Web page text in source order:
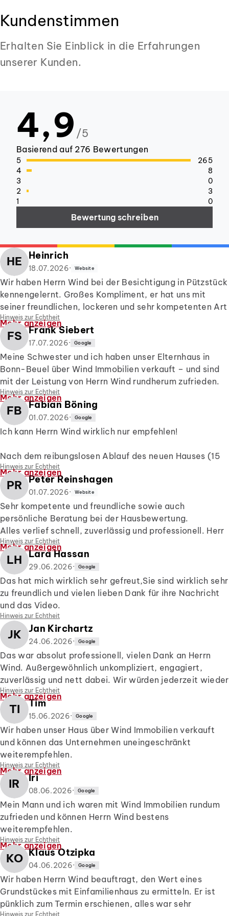
Kundenstimmen
Erhalten Sie Einblick in die Erfahrungen
unserer Kunden.
4,9 /5
Basierend auf 276 Bewertungen
5
265
4
8
3
0
2
3
1
0
Bewertung schreiben
HE Heinrich
18.07.2026· Website
Mehr anzeigen
Wir haben Herrn Wind bei der Besichtigung in Pützstück
kennengelernt. Großes Kompliment, er hat uns mit
seiner freundlichen, lockeren und sehr kompetenten Art
überzeugt.
Es folgten weitere Termine mit unseren Handwerkern im
Objekt, die ebenfalls Fragen hatten - Herr Wind konnte
immer helfen, was er nicht direkt auf dem Schirm hatte,
wurde recherchiert.
Nachdem wir beschlossen hatten, dass das 'unser Haus'
werden könnte, ist er zu uns nach Hause gekommen und
hat sich unser Haus angesehen und bewertet. Das war
ein ganzer Nachmittag und er hat alles sehr transparent
aufgezeigt.
äußeren Umständen.
Wir können Herrn Wind uneingeschränkt empfehlen und
wünschen alles, alles Gute.
Vielen lieben Dank für die ganze Mühe und die netten
Gespräche - machen Sie weiter so!!
Hinweis zur Echtheit
FS Frank Siebert
17.07.2026· Google
Mehr anzeigen
Meine Schwester und ich haben unser Elternhaus in
Bonn-Beuel über Wind Immobilien verkauft – und sind
mit der Leistung von Herrn Wind rundherum zufrieden.
Hervorzuheben sind die fundierte Beratung zum
Verkaufspreis, die durchgehend klare Kommunikation
und sein großes Engagement für Käufer- wie
Verkäuferseite gleichermaßen. Das von Herrn Wind
sorgfältig aufgebaut und haben das Objekt informativ
und ansprechend präsentiert – ohne zu übertreiben
oder falsche Erwartungen zu wecken.
Eine uneingeschränkte Empfehlung. Herzlichen Dank,
Herr Wind!
Hinweis zur Echtheit
FB Fabian Böning
01.07.2026· Google
Mehr anzeigen
Ich kann Herrn Wind wirklich nur empfehlen!
Nach dem reibungslosen Ablauf des neuen Hauses (15
min Video noch vor der Besichtigung, sodass bei der
eigentlichen Besichtigung kaum Fragen offen blieben),
auch bei der Gewerbeimmobilie wieder die erste
Anlaufstelle 🤝
Super freundlicher Kontakt, Exposes wurden sorfgältig
auf meine Wünsche bezogen ausgewählt.
Rund-um-Sorglos-Paket!
Wenn ich wieder einen Makler benötige, melde ich
wieder 🫡
Hinweis zur Echtheit
PR Peter Reinshagen
01.07.2026· Website
Mehr anzeigen
Sehr kompetente und freundliche sowie auch
persönliche Beratung bei der Hausbewertung.
Alles verlief schnell, zuverlässig und professionell. Herr
Wind hatte für alle Belange die nötige Expertise und
auch die notwendige Ruhe.
Klare Empfehlung!
Hinweis zur Echtheit
LH Lara Hassan
29.06.2026· Google
Das hat mich wirklich sehr gefreut,Sie sind wirklich sehr
zu freundlich und vielen lieben Dank für ihre Nachricht
und das Video.
Hinweis zur Echtheit
JK Jan Kirchartz
24.06.2026· Google
Mehr anzeigen
Das war absolut professionell, vielen Dank an Herrn
Wind. Außergewöhnlich unkompliziert, engagiert,
zuverlässig und nett dabei. Wir würden jederzeit wieder
mit Herrn Wind zusammenarbeiten. 6 Sterne.
Hinweis zur Echtheit
TI Tim
15.06.2026· Google
Mehr anzeigen
Wir haben unser Haus über Wind Immobilien verkauft
und können das Unternehmen uneingeschränkt
weiterempfehlen.
Von Anfang bis Ende hat alles sehr gut funktioniert. Die
Kommunikation war jederzeit offen, ehrlich und
zuverlässig. Wir wurden regelmäßig über den aktuellen
Stand informiert und konnten uns bei Fragen immer
melden. Besonders positiv fanden wir, dass auch
kurzfristige Termine möglich waren und auf unsere
Wünsche flexibel eingegangen wurde.
Alle Absprachen und Zusagen wurden eingehalten,
sodass wir uns während des gesamten
Verkaufsprozesses gut aufgehoben gefühlt haben. Die
Atmosphäre war dabei immer freundlich, angenehm und
professionell.
Der Hausverkauf ist schließlich schnell und reibungslos
Hinweis zur Echtheit
IR Iri
08.06.2026· Google
Mehr anzeigen
Mein Mann und ich waren mit Wind Immobilien rundum
zufrieden und können Herrn Wind bestens
weiterempfehlen.
Von Anfang an wurden wir professionell, transparent
und freundlich betreut. Herr Wind war bei Fragen
sowohl telefonisch als auch per E-Mail hervorragend
erreichbar, hat sich stets Zeit für unsere Anliegen
genommen und uns den gesamten Prozess verständlich
Hinweis zur Echtheit
KO Klaus Otzipka
04.06.2026· Google
Wir haben Herrn Wind beauftragt, den Wert eines
Grundstückes mit Einfamilienhaus zu ermitteln. Er ist
pünklich zum Termin erschienen, alles war sehr
Hinweis zur Echtheit